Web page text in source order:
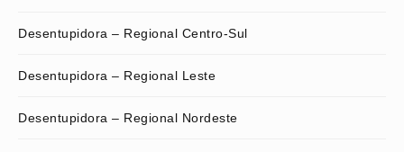
Desentupidora – Regional Centro-Sul
Desentupidora – Regional Leste
Desentupidora – Regional Nordeste